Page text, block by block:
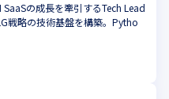
SaaSの成長を牽引するTech Lead
戦略の技術基盤を構築。Pytho